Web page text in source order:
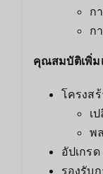
ก
ก
คุณสมบัติเพิ่ม
โครงส
เ
พ
อัปเกรด
รองรับ